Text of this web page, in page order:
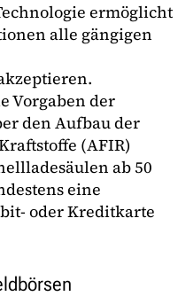
ermöglicht
alle gängigen
Vorgaben der
den Aufbau der
(AFIR)
ab 50
eine
oder Kreditkarte